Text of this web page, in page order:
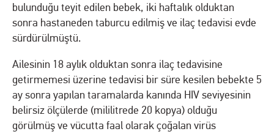
bulunduğu teyit edilen bebek, iki haftalık olduktan
sonra hastaneden taburcu edilmiş ve ilaç tedavisi evde
sürdürülmüştü.
Ailesinin 18 aylık olduktan sonra ilaç tedavisine
getirmemesi üzerine tedavisi bir süre kesilen bebekte 5
ay sonra yapılan taramalarda kanında HIV seviyesinin
belirsiz ölçülerde (mililitrede 20 kopya) olduğu
görülmüş ve vücutta faal olarak çoğalan virüs